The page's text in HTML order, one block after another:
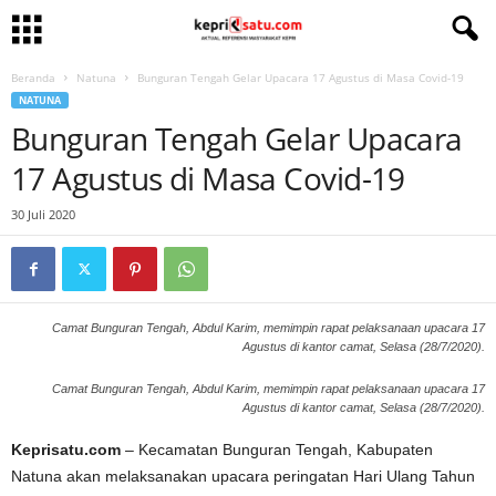
Beranda Natuna Bunguran Tengah Gelar Upacara 17 Agustus di Masa Covid-19
NATUNA
Bunguran Tengah Gelar Upacara
17 Agustus di Masa Covid-19
30 Juli 2020
Camat Bunguran Tengah, Abdul Karim, memimpin rapat pelaksanaan upacara 17
Agustus di kantor camat, Selasa (28/7/2020).
Camat Bunguran Tengah, Abdul Karim, memimpin rapat pelaksanaan upacara 17
Agustus di kantor camat, Selasa (28/7/2020).
Keprisatu.com – Kecamatan Bunguran Tengah, Kabupaten
Natuna akan melaksanakan upacara peringatan Hari Ulang Tahun